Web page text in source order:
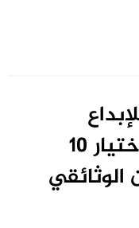
السينمائي المتوسطي اختيار 10
الوثائقي